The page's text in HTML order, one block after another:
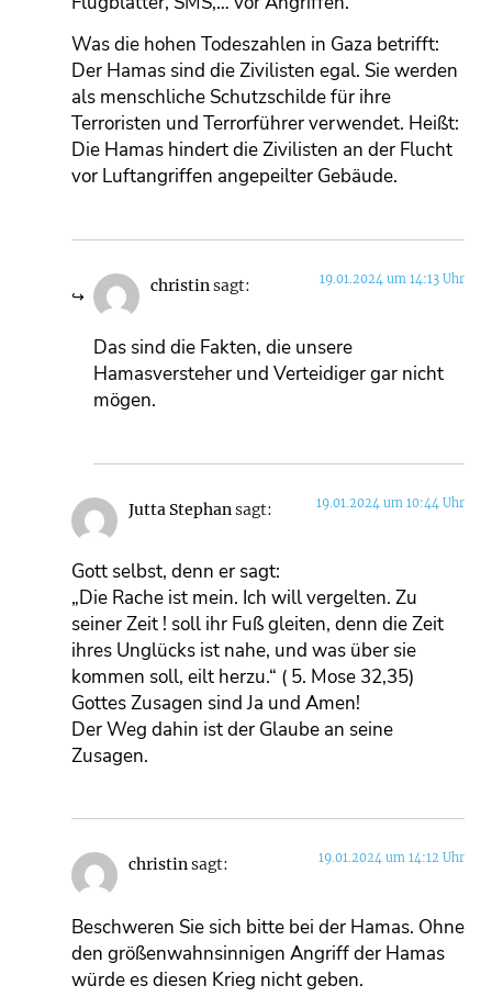
Was die hohen Todeszahlen in Gaza betrifft:
Der Hamas sind die Zivilisten egal. Sie werden
als menschliche Schutzschilde für ihre
Terroristen und Terrorführer verwendet. Heißt:
Die Hamas hindert die Zivilisten an der Flucht
vor Luftangriffen angepeilter Gebäude.
christinsagt: 19.01.2024 um 14:13 Uhr
Das sind die Fakten, die unsere
Hamasversteher und Verteidiger gar nicht
mögen.
Jutta Stephansagt: 19.01.2024 um 10:44 Uhr
Gott selbst, denn er sagt:
„Die Rache ist mein. Ich will vergelten. Zu
seiner Zeit ! soll ihr Fuß gleiten, denn die Zeit
ihres Unglücks ist nahe, und was über sie
kommen soll, eilt herzu.“ ( 5. Mose 32,35)
Gottes Zusagen sind Ja und Amen!
Der Weg dahin ist der Glaube an seine
Zusagen.
christinsagt: 19.01.2024 um 14:12 Uhr
Beschweren Sie sich bitte bei der Hamas. Ohne
den größenwahnsinnigen Angriff der Hamas
würde es diesen Krieg nicht geben.